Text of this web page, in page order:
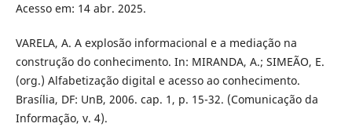
Acesso em: 14 abr. 2025.
VARELA, A. A explosão informacional e a mediação na
construção do conhecimento. In: MIRANDA, A.; SIMEÃO, E.
(org.) Alfabetização digital e acesso ao conhecimento.
Brasília, DF: UnB, 2006. cap. 1, p. 15-32. (Comunicação da
Informação, v. 4).